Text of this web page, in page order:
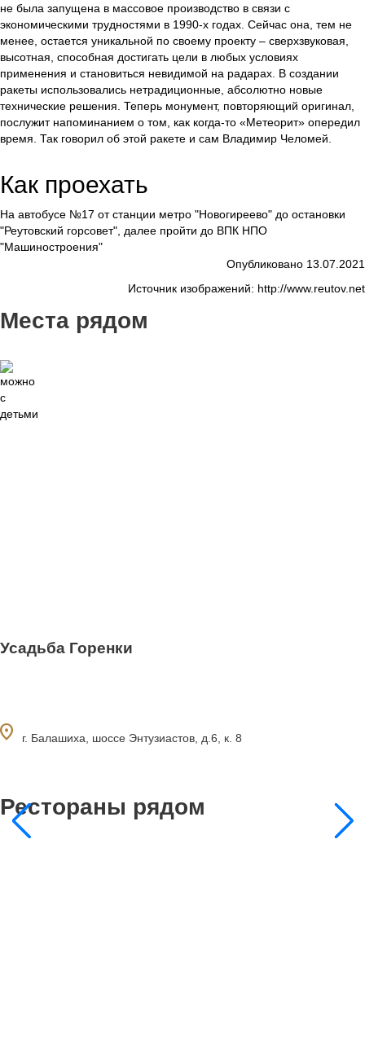
не была запущена в массовое производство в связи с
экономическими трудностями в 1990-х годах. Сейчас она, тем не
менее, остается уникальной по своему проекту – сверхзвуковая,
высотная, способная достигать цели в любых условиях
применения и становиться невидимой на радарах. В создании
ракеты использовались нетрадиционные, абсолютно новые
технические решения. Теперь монумент, повторяющий оригинал,
послужит напоминанием о том, как когда-то «Метеорит» опередил
время. Так говорил об этой ракете и сам Владимир Челомей.
Как проехать
На автобусе №17 от станции метро "Новогиреево" до остановки
"Реутовский горсовет", далее пройти до ВПК НПО
"Машиностроения"
Опубликовано 13.07.2021
Источник изображений: http://www.reutov.net
Места рядом
Усадьба Горенки
г. Балашиха, шоссе Энтузиастов, д.6, к. 8
Рестораны рядом